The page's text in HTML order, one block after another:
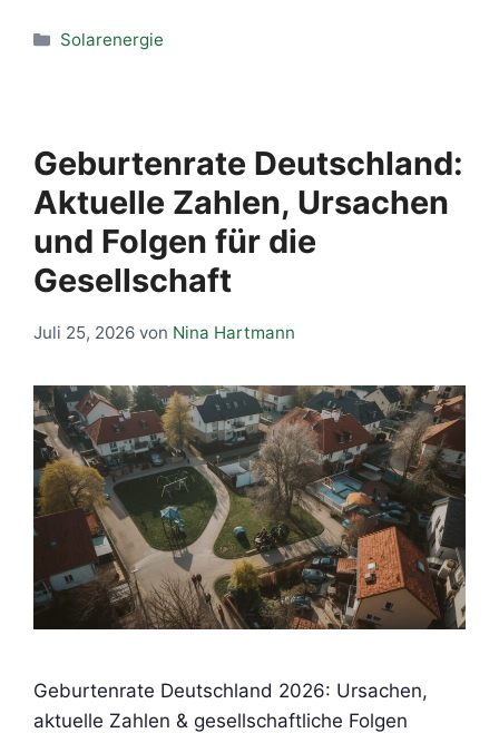
Kategorien
Solarenergie
Geburtenrate Deutschland:
Aktuelle Zahlen, Ursachen
und Folgen für die
Gesellschaft
Juli 25, 2026 von Nina Hartmann
Geburtenrate Deutschland 2026: Ursachen,
aktuelle Zahlen & gesellschaftliche Folgen